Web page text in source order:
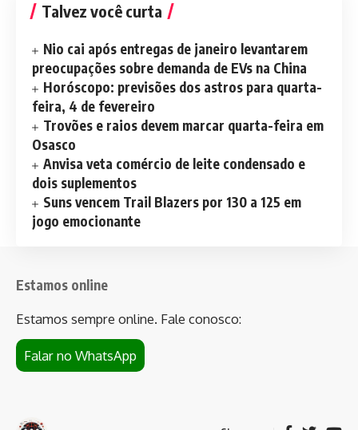
Talvez você curta
Nio cai após entregas de janeiro levantarem
preocupações sobre demanda de EVs na China
Horóscopo: previsões dos astros para quarta-
feira, 4 de fevereiro
Trovões e raios devem marcar quarta-feira em
Osasco
Anvisa veta comércio de leite condensado e
dois suplementos
Suns vencem Trail Blazers por 130 a 125 em
jogo emocionante
Estamos online
Estamos sempre online. Fale conosco:
Falar no WhatsApp